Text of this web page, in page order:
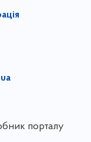
порталу